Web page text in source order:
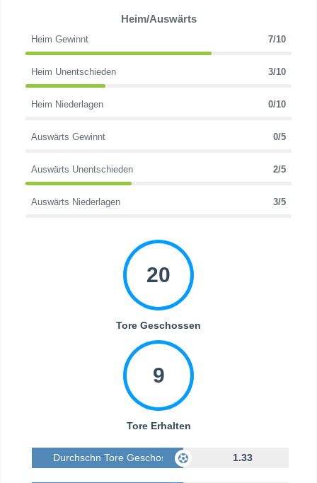
Heim/Auswärts
Heim Gewinnt 7/10
Heim Unentschieden 3/10
Heim Niederlagen 0/10
Auswärts Gewinnt 0/5
Auswärts Unentschieden 2/5
Auswärts Niederlagen 3/5
20
Tore Geschossen
9
Tore Erhalten
Durchschn Tore Geschossen 1.33